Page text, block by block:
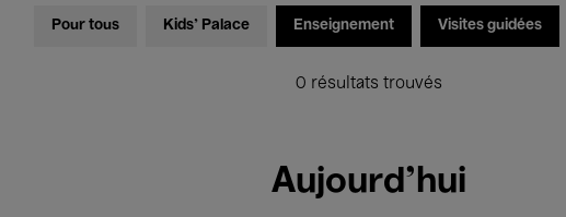
Pour tous Kids’ Palace Enseignement Visites guidées
0 résultats trouvés
Aujourd'hui